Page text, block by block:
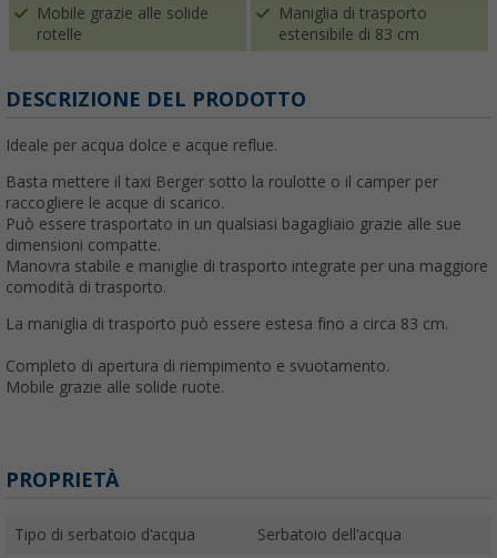
Mobile grazie alle solide
rotelle
Maniglia di trasporto
estensibile di 83 cm
DESCRIZIONE DEL PRODOTTO
Ideale per acqua dolce e acque reflue.
Basta mettere il taxi Berger sotto la roulotte o il camper per
raccogliere le acque di scarico.
Può essere trasportato in un qualsiasi bagagliaio grazie alle sue
dimensioni compatte.
Manovra stabile e maniglie di trasporto integrate per una maggiore
comodità di trasporto.
La maniglia di trasporto può essere estesa fino a circa 83 cm.
Completo di apertura di riempimento e svuotamento.
Mobile grazie alle solide ruote.
PROPRIETÀ
Tipo di serbatoio d'acqua Serbatoio dell'acqua